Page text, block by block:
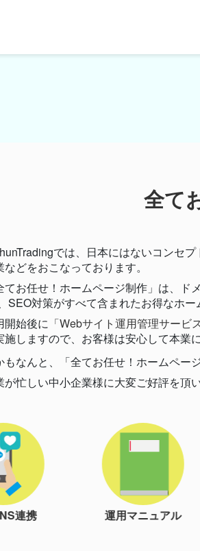
全て
では、日本にはないコンセ
などをおこなっております。
てお任せ！ホームページ制作」は、
SEO対策がすべて含まれたお得なホー
開始後に 「Webサイト運用管理サービ
施しますので、お客様は安心して本業
もなんと、「全てお任せ！ホームページ
が忙しい中小企業様に大変ご好評を頂
ュアル 独自ドメイン取得